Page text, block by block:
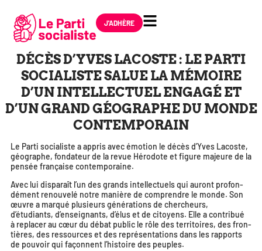
J'ADHÈRE
DÉCÈS D’YVES LACOSTE : LE PARTI
SOCIALISTE SALUE LA MÉMOIRE
D’UN INTELLECTUEL ENGAGÉ ET
D’UN GRAND GÉOGRAPHE DU MONDE
CONTEMPORAIN
Le Parti socia­liste a appris avec émo­tion le décès d’Yves Lacoste,
géo­graphe, fon­da­teur de la revue Hérodote et figure majeure de la
pen­sée fran­çaise contemporaine.
Avec lui dis­pa­raît l’un des grands intel­lec­tuels qui auront pro­fon­
dé­ment renou­ve­lé notre manière de com­prendre le monde. Son
œuvre a mar­qué plu­sieurs géné­ra­tions de cher­cheurs,
d’étudiants, d’enseignants, d’élus et de citoyens. Elle a contri­bué
à repla­cer au cœur du débat public le rôle des ter­ri­toires, des fron­
tières, des res­sources et des repré­sen­ta­tions dans les rap­ports
de pou­voir qui façonnent l’histoire des peuples.